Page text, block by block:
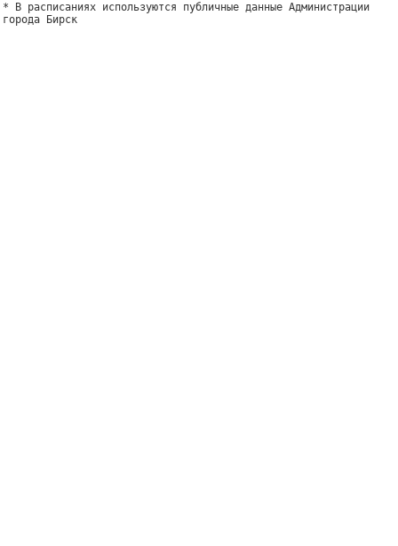
* В расписаниях используются публичные данные Администрации
города Бирск